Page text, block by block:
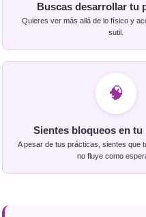
Buscas desarrollar tu
Quieres ver más allá de lo físico y
sutil.
🧠
Sientes bloqueos en tu
A pesar de tus prácticas, sientes que
no fluye como